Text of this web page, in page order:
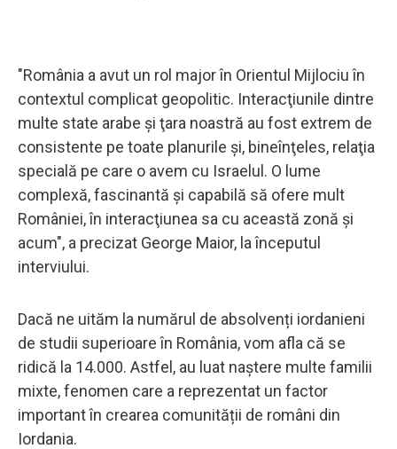
"România a avut un rol major în Orientul Mijlociu în
contextul complicat geopolitic. Interacţiunile dintre
multe state arabe şi ţara noastră au fost extrem de
consistente pe toate planurile şi, bineînţeles, relaţia
specială pe care o avem cu Israelul. O lume
complexă, fascinantă şi capabilă să ofere mult
României, în interacţiunea sa cu această zonă şi
acum", a precizat George Maior, la începutul
interviului.
Dacă ne uităm la numărul de absolvenți iordanieni
de studii superioare în România, vom afla că se
ridică la 14.000. Astfel, au luat naștere multe familii
mixte, fenomen care a reprezentat un factor
important în crearea comunității de români din
Iordania.